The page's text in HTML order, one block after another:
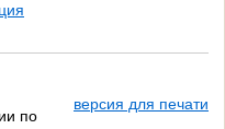
по
версия для печати